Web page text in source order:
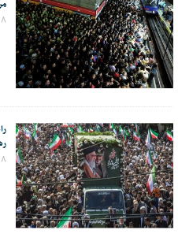
۸ تیر ۰۵ - ۲۰:۰۶
۸ تیر ۰۵ - ۱۹:۵۵